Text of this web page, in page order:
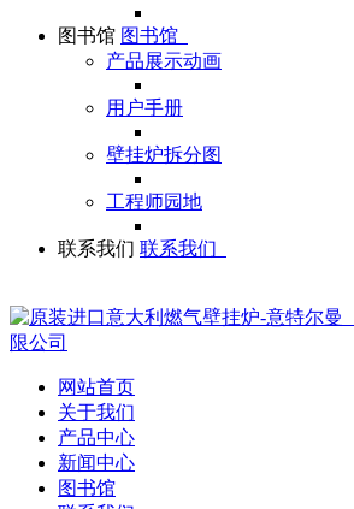
图书馆 图书馆
产品展示动画
用户手册
壁挂炉拆分图
工程师园地
联系我们 联系我们
网站首页
关于我们
产品中心
新闻中心
图书馆